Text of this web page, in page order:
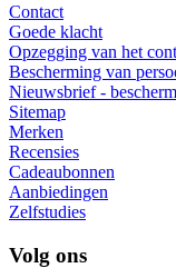
Contact
Goede klacht
Opzegging van het
Bescherming van
Nieuwsbrief -
Sitemap
Merken
Recensies
Cadeaubonnen
Aanbiedingen
Zelfstudies
Volg ons